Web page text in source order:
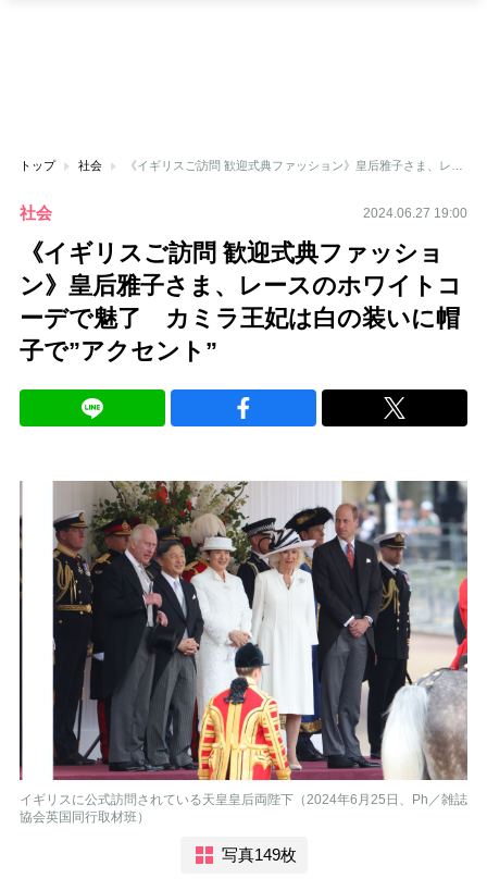
トップ 社会
社会 2024.06.27 19:00
《イギリスご訪問 歓迎式典ファッショ
ン》皇后雅子さま、レースのホワイトコ
ーデで魅了 カミラ王妃は白の装いに帽
子で”アクセント”
イギリスに公式訪問されている天皇皇后両陛下（2024年6月25日、Ph／雑誌
協会英国同行取材班）
写真149枚